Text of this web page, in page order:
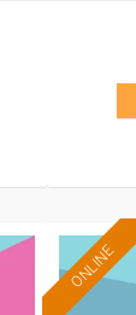
ONLINE